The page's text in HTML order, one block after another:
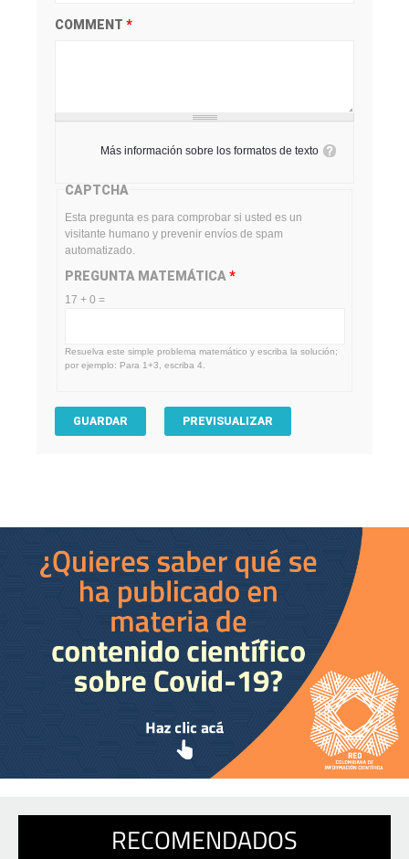
COMMENT *
Más información sobre los formatos de texto
CAPTCHA
Esta pregunta es para comprobar si usted es un
visitante humano y prevenir envíos de spam
automatizado.
PREGUNTA MATEMÁTICA *
17 + 0 =
Resuelva este simple problema matemático y escriba la solución;
por ejemplo: Para 1+3, escriba 4.
RECOMENDADOS